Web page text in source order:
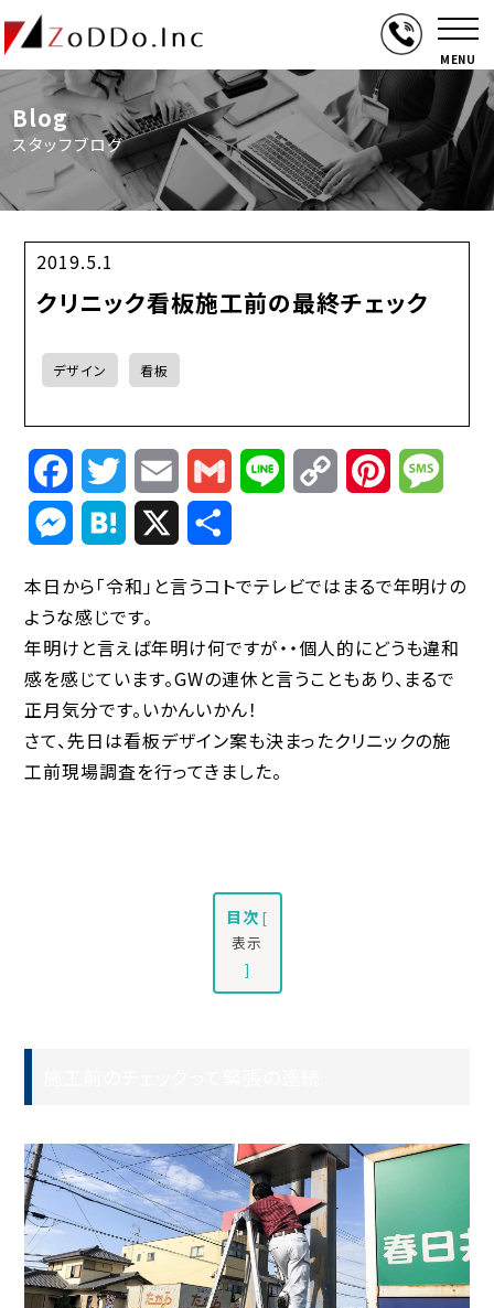
MENU
Blog
スタッフブログ
2019.5.1
クリニック看板施工前の最終チェック
デザイン 看板
FacebookTwitterEmail Gmail Line
Copy
Link
Pinterest
Messenger
Hatena
本日から「令和」と言うコトでテレビではまるで年明けの
ような感じです。
年明けと言えば年明け何ですが・・個人的にどうも違和
感を感じています。GWの連休と言うこともあり、まるで
正月気分です。いかんいかん！
さて、先日は看板デザイン案も決まったクリニックの施
工前現場調査を行ってきました。
目次 [
表示
]